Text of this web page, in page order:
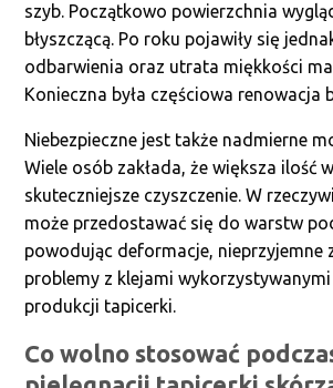
szyb. Początkowo powierzchnia
błyszczącą. Po roku pojawiły się
odbarwienia oraz utrata miękkości
Konieczna była częściowa renowacja
Niebezpieczne jest także nadmierne
Wiele osób zakłada, że większa ilość
skuteczniejsze czyszczenie. W
może przedostawać się do warstw
powodując deformacje, nieprzyjemne
problemy z klejami
produkcji tapicerki.
Co wolno stosować